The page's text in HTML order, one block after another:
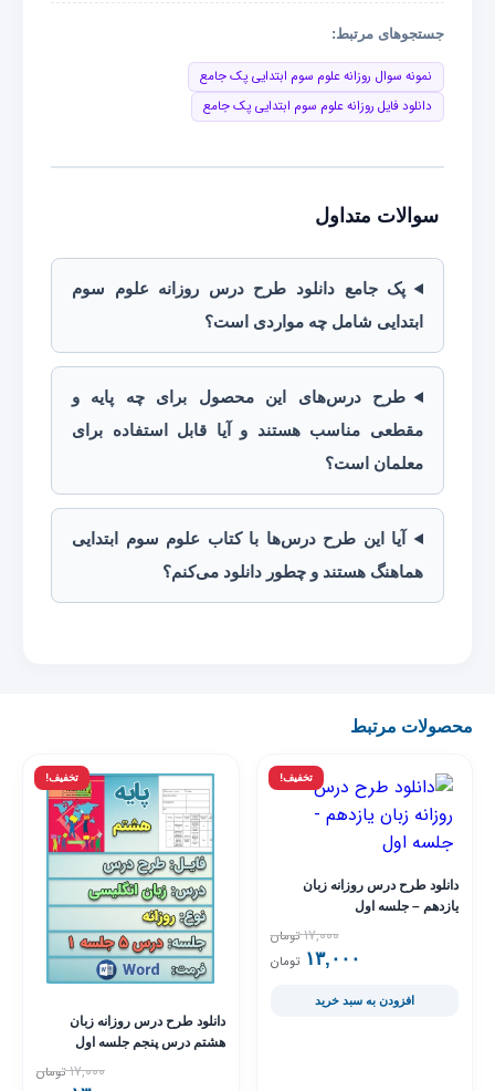
جستجوهای مرتبط:
نمونه سوال روزانه علوم سوم ابتدایی پک جامع
دانلود فایل روزانه علوم سوم ابتدایی پک جامع
سوالات متداول
پک جامع دانلود طرح درس روزانه علوم سوم
ابتدایی شامل چه مواردی است؟
طرح درس‌های این محصول برای چه پایه و
مقطعی مناسب هستند و آیا قابل استفاده برای
معلمان است؟
آیا این طرح درس‌ها با کتاب علوم سوم ابتدایی
هماهنگ هستند و چطور دانلود می‌کنم؟
محصولات مرتبط
تخفیف!
دانلود طرح درس روزانه زبان
یازدهم – جلسه اول
۱۷,۰۰۰ تومان
قیمت اصلی ۱۷,۰۰۰ تومان بود. ۱۳,۰۰۰ تومان قیمت فعلی ۱۳,۰۰۰ تومان است.
افزودن به سبد خرید
تخفیف!
دانلود طرح درس روزانه زبان
هشتم درس پنجم جلسه اول
۱۷,۰۰۰ تومان